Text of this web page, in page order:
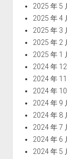
2025 年 5
2025 年 4
2025 年 3
2025 年 2
2025 年 1
2024 年 12
2024 年 11
2024 年 10
2024 年 9
2024 年 8
2024 年 7
2024 年 6
2024 年 5